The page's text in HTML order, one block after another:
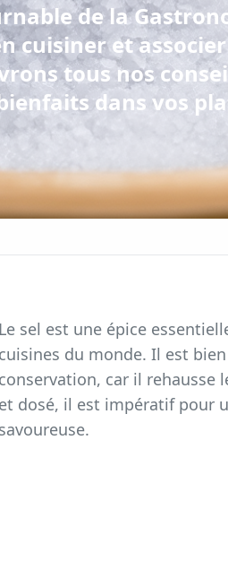
de la
cuisiner et
tous nos
dans vos
Le sel est une épice
cuisines du monde. Il est
conservation, car il rehausse
et dosé, il est impératif pour
savoureuse.